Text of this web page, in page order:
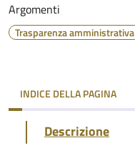
Argomenti
Trasparenza amministrativa
INDICE DELLA PAGINA
Descrizione